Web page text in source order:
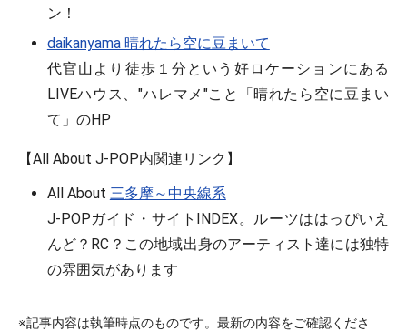
ン！
daikanyama 晴れたら空に豆まいて
代官山より徒歩１分という好ロケーションにある
LIVEハウス、"ハレマメ"こと「晴れたら空に豆まい
て」のHP
【All About J-POP内関連リンク】
All About 三多摩～中央線系
J-POPガイド・サイトINDEX。ルーツははっぴいえ
んど？RC？この地域出身のアーティスト達には独特
の雰囲気があります
※記事内容は執筆時点のものです。最新の内容をご確認くださ